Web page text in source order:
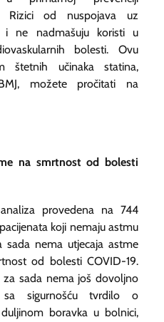
Rizici od nuspojava uz
i ne nadmašuju koristi u
bolesti. Ovu
štetnih učinaka statina,
, možete pročitati na
na smrtnost od bolesti
provedena na 744
koji nemaju astmu
nema utjecaja astme
od bolesti COVID-19.
sada nema još dovoljno
sigurnošću tvrdilo o
boravka u bolnici,